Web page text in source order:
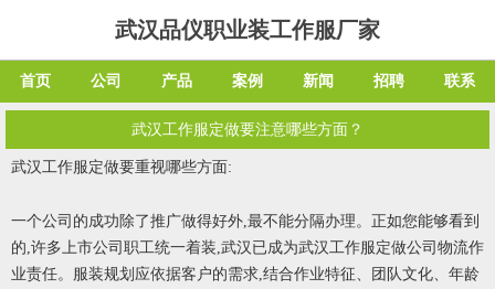
武汉品仪职业装工作服厂家
首页 公司 产品 案例 新闻 招聘 联系
武汉工作服定做要注意哪些方面？
武汉工作服定做要重视哪些方面:
一个公司的成功除了推广做得好外,最不能分隔办理。正如您能够看到
的,许多上市公司职工统一着装,武汉已成为武汉工作服定做公司物流作
业责任。服装规划应依据客户的需求,结合作业特征、团队文化、年龄